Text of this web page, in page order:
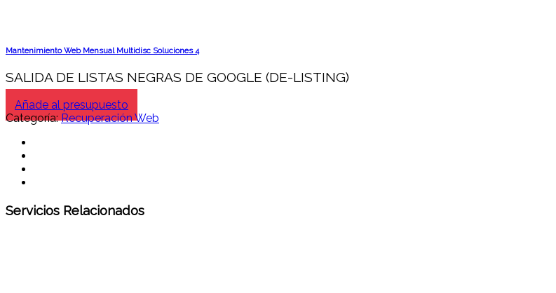
Mantenimiento Web Mensual Multidisc Soluciones 4
SALIDA DE LISTAS NEGRAS DE GOOGLE (DE-LISTING)
Añade al presupuesto
Categoría:Recuperación Web
Servicios Relacionados